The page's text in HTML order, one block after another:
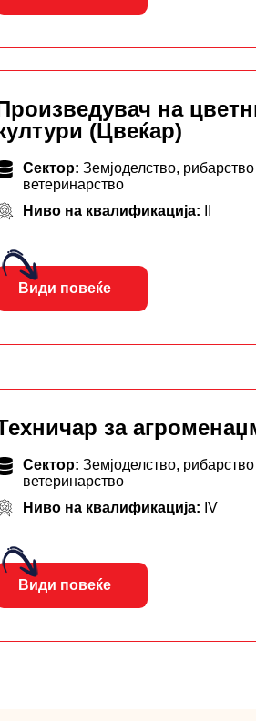
на
(Цвеќар)
Сектор:Земјоделство, рибарство
ветеринарство
Ниво на квалификација:
Види повеќе
за
Сектор:Земјоделство, рибарство
ветеринарство
Ниво на квалификација: IV
Види повеќе